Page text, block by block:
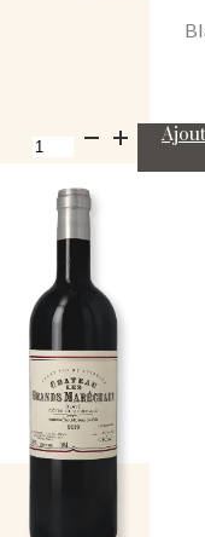
quantité
de
Les
Grands
Maréchaux
2020